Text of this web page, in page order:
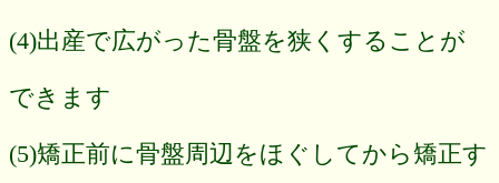
(4)出産で広がった骨盤を狭くすることが
できます
(5)矯正前に骨盤周辺をほぐしてから矯正す